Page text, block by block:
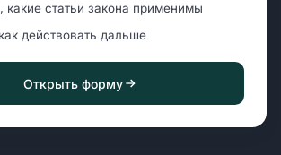
статьи закона применимы
действовать дальше
Открыть форму